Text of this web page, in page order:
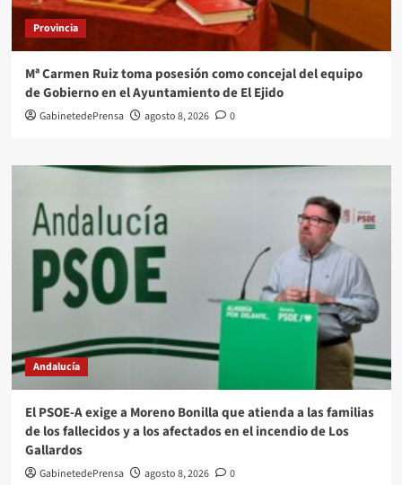
Provincia
Mª Carmen Ruiz toma posesión como concejal del equipo
de Gobierno en el Ayuntamiento de El Ejido
GabinetedePrensa agosto 8, 2026 0
Andalucía
El PSOE-A exige a Moreno Bonilla que atienda a las familias
de los fallecidos y a los afectados en el incendio de Los
Gallardos
GabinetedePrensa agosto 8, 2026 0